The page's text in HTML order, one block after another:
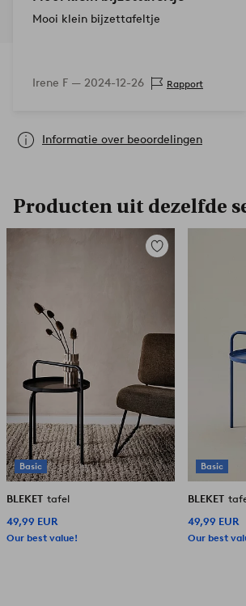
Mooi klein bijzettafeltje
Irene F — 2024-12-26 Rapport
Informatie over beoordelingen
Producten uit dezelfde
Basic
Toevoegen
BLEKET tafel
49,99 EUR
Our best value!
Basic
BLEKET
49,99 EUR
Our best